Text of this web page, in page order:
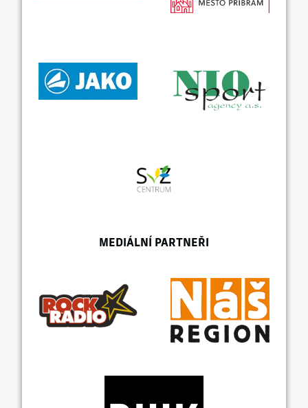
MEDIÁLNÍ PARTNEŘI